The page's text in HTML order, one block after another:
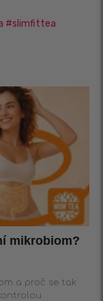
#slimfittea
mikrobiom?
a proč se tak